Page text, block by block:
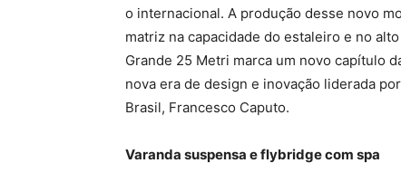
o internacional. A produção desse novo
matriz na capacidade do estaleiro e no
Grande 25 Metri marca um novo capítulo
nova era de design e inovação liderada
Brasil, Francesco Caputo.
Varanda suspensa e flybridge com spa